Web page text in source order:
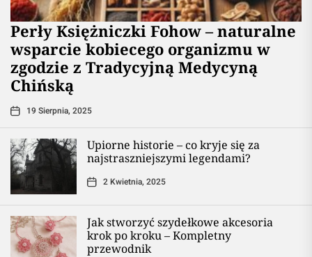
Perły Księżniczki Fohow – naturalne
wsparcie kobiecego organizmu w
zgodzie z Tradycyjną Medycyną
Chińską
19 Sierpnia, 2025
Upiorne historie – co kryje się za
najstraszniejszymi legendami?
2 Kwietnia, 2025
Jak stworzyć szydełkowe akcesoria
krok po kroku – Kompletny
przewodnik